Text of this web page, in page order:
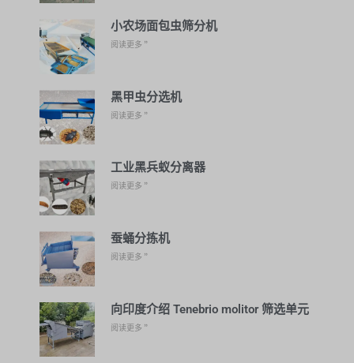
小农场面包虫筛分机
阅读更多 ”
黑甲虫分选机
阅读更多 ”
工业黑兵蚁分离器
阅读更多 ”
蚕蛹分拣机
阅读更多 ”
向印度介绍 Tenebrio molitor 筛选单元
阅读更多 ”